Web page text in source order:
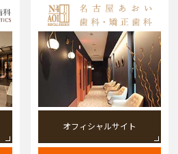
オフィシャルサイト